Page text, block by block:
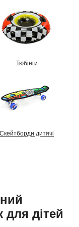
Тюбінги
Скейтборди дитячі
для дітей